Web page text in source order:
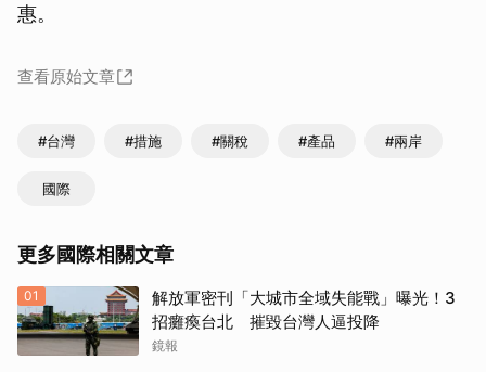
惠。
查看原始文章
#台灣 #措施 #關稅 #產品 #兩岸
國際
更多國際相關文章
01
解放軍密刊「大城市全域失能戰」曝光！3
招癱瘓台北 摧毀台灣人逼投降
鏡報